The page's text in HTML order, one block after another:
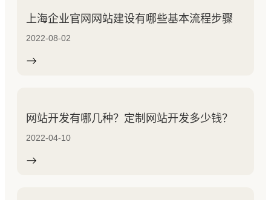
上海企业官网网站建设有哪些基本流程步骤
2022-08-02
网站开发有哪几种？定制网站开发多少钱？
2022-04-10